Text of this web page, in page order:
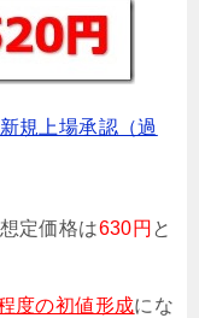
規上場承認（過
定価格は630円 と
度の初値形成にな